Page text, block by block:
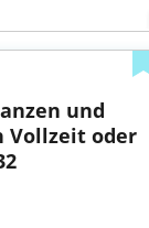
und
Vollzeit oder